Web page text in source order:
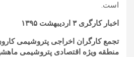
است.
اخبار کارگری ۳ اردیبهشت ۱۳۹۵
تجمع کارگران اخراجی پتروشیمی
منطقه ویژه اقتصادی پتروشیمی